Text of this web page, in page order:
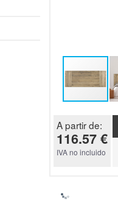
A partir de:
116.57 €
IVA no incluido